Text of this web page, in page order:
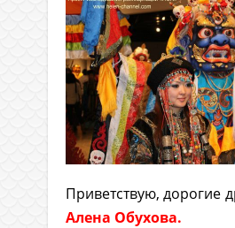
Приветствую, дорогие
Алена Обухова.